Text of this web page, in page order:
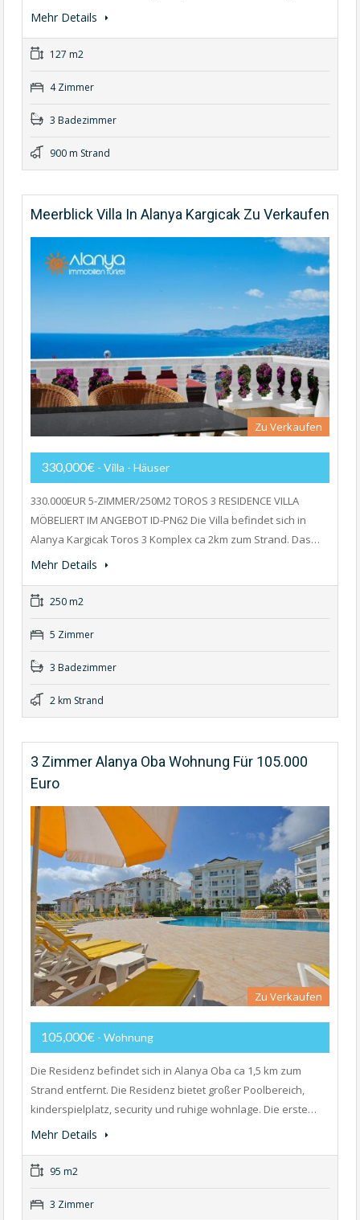
Mehr Details
127 m2
4 Zimmer
3 Badezimmer
900 m Strand
Meerblick Villa In Alanya Kargicak Zu Verkaufen
Zu Verkaufen
330,000€ - Villa - Häuser
330.000EUR 5-ZIMMER/250M2 TOROS 3 RESIDENCE VILLA
MÖBELIERT IM ANGEBOT ID-PN62 Die Villa befindet sich in
Alanya Kargicak Toros 3 Komplex ca 2km zum Strand. Das…
Mehr Details
250 m2
5 Zimmer
3 Badezimmer
2 km Strand
3 Zimmer Alanya Oba Wohnung Für 105.000
Euro
Zu Verkaufen
105,000€ - Wohnung
Die Residenz befindet sich in Alanya Oba ca 1,5 km zum
Strand entfernt. Die Residenz bietet großer Poolbereich,
kinderspielplatz, security und ruhige wohnlage. Die erste…
Mehr Details
95 m2
3 Zimmer